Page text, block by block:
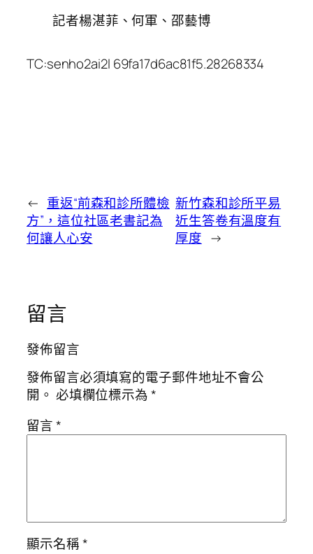
記者楊湛菲、何軍、邵藝博
TC:senho2ai2l 69fa17d6ac81f5.28268334
← 重返“前森和診所體檢
方”，這位社區老書記為
何讓人心安
新竹森和診所平易
近生答卷有溫度有
厚度 →
留言
發佈留言
發佈留言必須填寫的電子郵件地址不會公
開。 必填欄位標示為*
留言*
顯示名稱*